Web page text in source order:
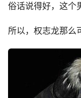
俗话说得好，这个
所以，权志龙那